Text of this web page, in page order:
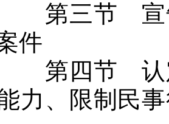
节 宣告
件
节 认定
力、限制民